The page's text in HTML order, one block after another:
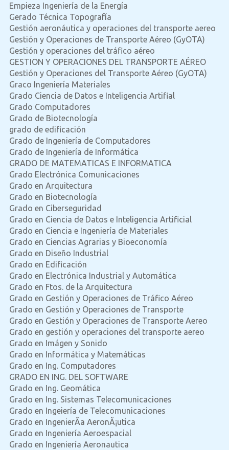
Empieza Ingeniería de la Energía
Gerado Técnica Topografía
Gestión aeronáutica y operaciones del transporte aereo
Gestión y Operaciones de Transporte Aéreo (GyOTA)
Gestión y operaciones del tráfico aéreo
GESTION Y OPERACIONES DEL TRANSPORTE AÉREO
Gestión y Operaciones del Transporte Aéreo (GyOTA)
Graco Ingeniería Materiales
Grado Ciencia de Datos e Inteligencia Artifial
Grado Computadores
Grado de Biotecnología
grado de edificación
Grado de Ingeniería de Computadores
Grado de Ingeniería de Informática
GRADO DE MATEMATICAS E INFORMATICA
Grado Electrónica Comunicaciones
Grado en Arquitectura
Grado en Biotecnología
Grado en Ciberseguridad
Grado en Ciencia de Datos e Inteligencia Artificial
Grado en Ciencia e Ingeniería de Materiales
Grado en Ciencias Agrarias y Bioeconomía
Grado en Diseño Industrial
Grado en Edificación
Grado en Electrónica Industrial y Automática
Grado en Ftos. de la Arquitectura
Grado en Gestión y Operaciones de Tráfico Aéreo
Grado en Gestión y Operaciones de Transporte
Grado en Gestión y Operaciones de Transporte Aereo
Grado en gestión y operaciones del transporte aereo
Grado en Imágen y Sonido
Grado en Informática y Matemáticas
Grado en Ing. Computadores
GRADO EN ING. DEL SOFTWARE
Grado en Ing. Geomática
Grado en Ing. Sistemas Telecomunicaciones
Grado en Ingeiería de Telecomunicaciones
Grado en IngenierÃ­a AeronÃ¡utica
Grado en Ingeniería Aeroespacial
Grado en Ingeniería Aeronautica